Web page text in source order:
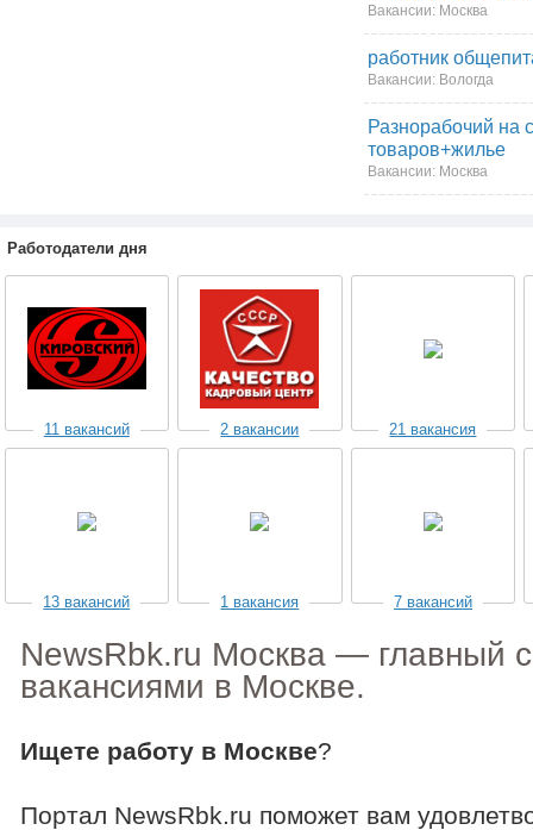
Вакансии: Москва
работник
Вакансии: Вологда
Разнорабочий на
товаров+жилье
Вакансии: Москва
Работодатели дня
11 вакансий 2 вакансии 21 вакансия
13 вакансий 1 вакансия 7 вакансий
NewsRbk.ru Москва — главный
вакансиями в Москве.
Ищете работу в Москве?
Портал NewsRbk.ru поможет вам